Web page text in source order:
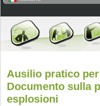
Ausilio pratico per
Documento sulla
esplosioni